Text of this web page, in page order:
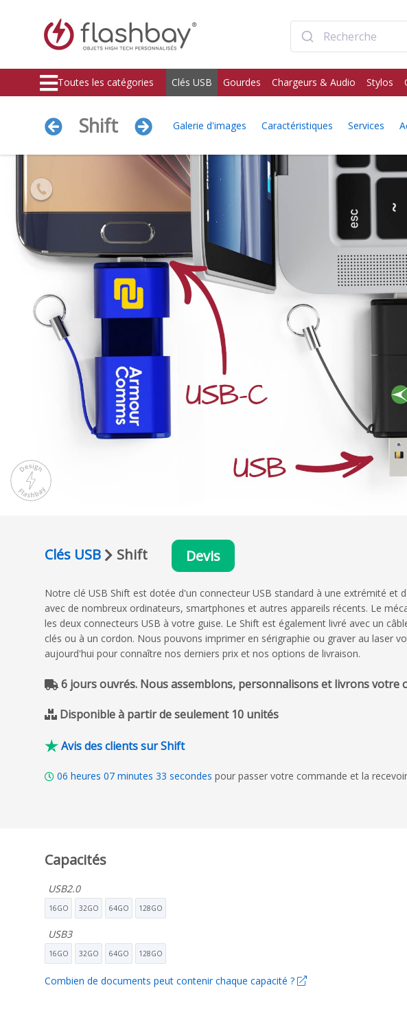
Toutes les catégories Clés USB Gourdes Chargeurs & Audio Stylos
Shift Galerie d'images Caractéristiques Services
Clés USB Shift Devis
Notre clé USB Shift est dotée d'un connecteur USB standard à une extrémité
avec de nombreux ordinateurs, smartphones et autres appareils récents. Le
les deux connecteurs USB à votre guise. Le Shift est également livré avec un
clés ou à un cordon. Nous pouvons imprimer en sérigraphie ou graver au laser
aujourd'hui pour connaître nos derniers prix et nos options de livraison.
6 jours ouvrés. Nous assemblons, personnalisons et livrons votre
Disponible à partir de seulement 10 unités
Avis des clients sur Shift
06 heures 07 minutes 32 secondes pour passer votre commande et la
Capacités
USB2.0
16GO 32GO 64GO 128GO
USB3
16GO 32GO 64GO 128GO
Combien de documents peut contenir chaque capacité ?